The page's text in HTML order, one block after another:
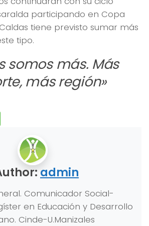
participando en Copa
tiene previsto sumar más
tipo.
somos más. Más
más región»
admin
Comunicador Social-
en Educación y Desarrollo
Cinde-U.Manizales